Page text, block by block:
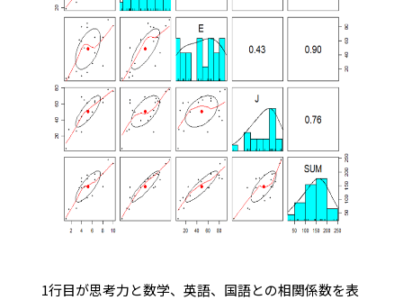
1行目が思考力と数学、英語、国語との相関係数を表